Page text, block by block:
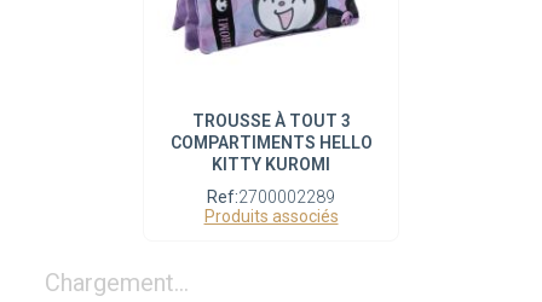
TROUSSE À TOUT 3
COMPARTIMENTS HELLO
KITTY KUROMI
Ref:2700002289
Produits associés
Chargement...